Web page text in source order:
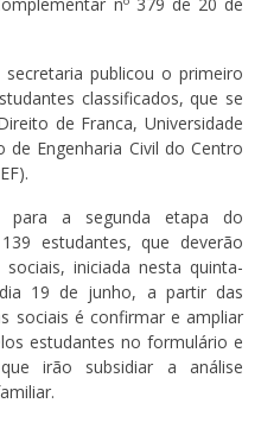
publicou o primeiro
classificados, que se
de Franca, Universidade
de Engenharia Civil do Centro
para a segunda etapa do
estudantes, que deverão
iniciada nesta quinta-
19 de junho, a partir das
sociais é confirmar e ampliar
estudantes no formulário e
irão subsidiar a análise